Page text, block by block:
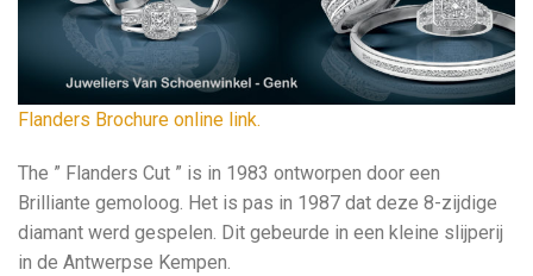
Flanders Brochure online link.
The ” Flanders Cut ” is in 1983 ontworpen door een
Brilliante gemoloog. Het is pas in 1987 dat deze 8-zijdige
diamant werd gespelen. Dit gebeurde in een kleine slijperij
in de Antwerpse Kempen.